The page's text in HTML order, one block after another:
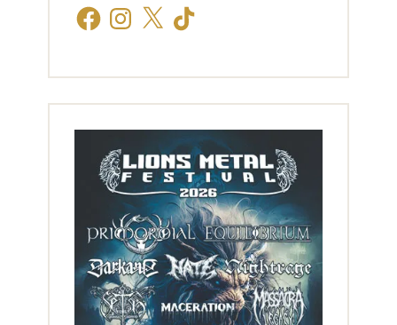
FacebookInstagram
X TikTok